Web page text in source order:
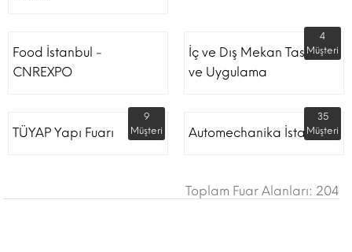
Food İstanbul -
CNREXPO
İç ve Dış Mekan Tasarım
ve Uygulama
4
Müşteri
TÜYAP Yapı Fuarı
9
Müşteri
Automechanika İstanbul
35
Müşteri
Toplam Fuar Alanları: 204